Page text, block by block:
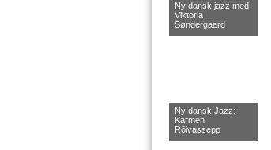
Ny dansk jazz med
Viktoria
Søndergaard
Ny dansk Jazz:
Karmen
Rõivassepp